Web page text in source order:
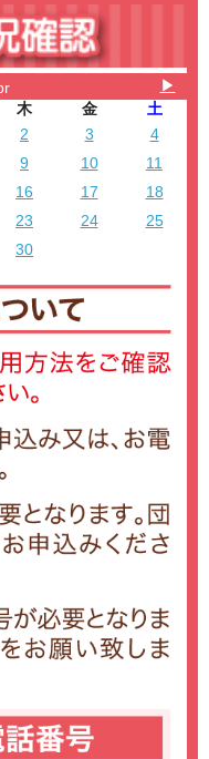
▶
木 金
土
2 3
4
9 10
11
16 17
18
23 24
25
30